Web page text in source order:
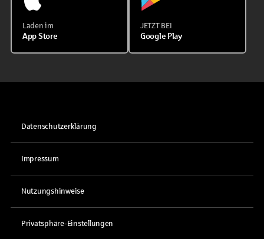
Laden im
App Store
JETZT BEI
Google Play
Datenschutzerklärung
Impressum
Nutzungshinweise
Privatsphäre-Einstellungen